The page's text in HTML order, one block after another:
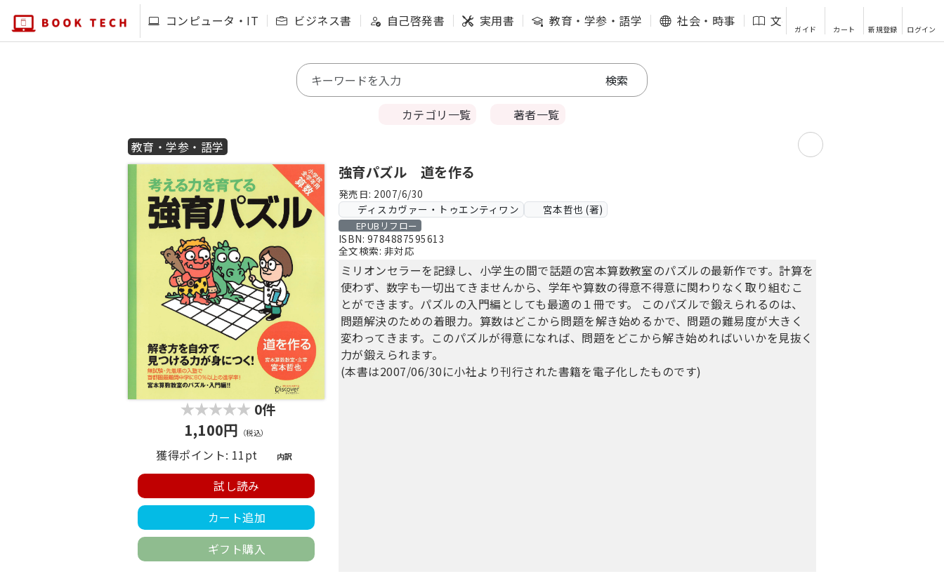
コンピュータ・IT ビジネス書 自己啓発書 実用書 教育・学参・語学 社会・時事 文芸・エッセイ
ガイド カート 新規登録 ログイン
カテゴリ一覧
著者一覧
教育・学参・語学
0件
1,100円 （税込）
獲得ポイント: 11pt 内訳
試し読み
カート追加
ギフト購入
強育パズル 道を作る
発売日: 2007/6/30
ディスカヴァー・トゥエンティワン
宮本哲也 (著)
EPUBリフロー
ISBN: 9784887595613
全文検索: 非対応
ミリオンセラーを記録し、小学生の間で話題の宮本算数教室のパズルの最新作です。計算を
使わず、数字も一切出てきませんから、学年や算数の得意不得意に関わりなく取り組むこ
とができます。パズルの入門編としても最適の１冊です。 このパズルで鍛えられるのは、
問題解決のための着眼力。算数はどこから問題を解き始めるかで、問題の難易度が大きく
変わってきます。このパズルが得意になれば、問題をどこから解き始めればいいかを見抜く
力が鍛えられます。
(本書は2007/06/30に小社より刊行された書籍を電子化したものです)